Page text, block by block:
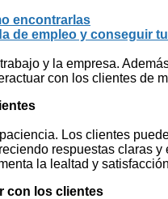
encontrarlas
de empleo y conseguir
y la empresa.
con los clientes de
Los clientes
respuestas claras
la lealtad y
con los clientes